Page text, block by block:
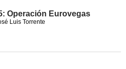
Operación Eurovegas
Luis Torrente